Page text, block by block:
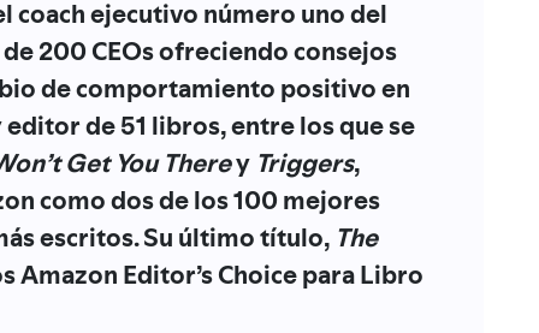
coach ejecutivo número uno del
200 CEOs ofreciendo consejos
de comportamiento positivo en
de 51 libros, entre los que se
Get You Therey Triggers,
como dos de los 100 mejores
escritos. Su último título, The
Amazon Editor’s Choice para Libro